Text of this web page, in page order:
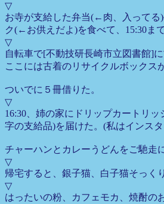
▽
お寺が支給した弁当(←肉、入ってる
ク(←お供えだよ)を食べて、15:30まで
▽
自転車で[不動技研長崎市立図書館]
ここには古着のリサイクルボックス
ついでに５冊借りた。
▽
16:30、姉の家にドリップカートリ
字の支給品)を届けた。(私はインス
チャーハンとカレーうどんをご馳走
▽
帰宅すると、銀子猫、白子猫そっく
▽
はったいの粉、カフェモカ、焼酎の